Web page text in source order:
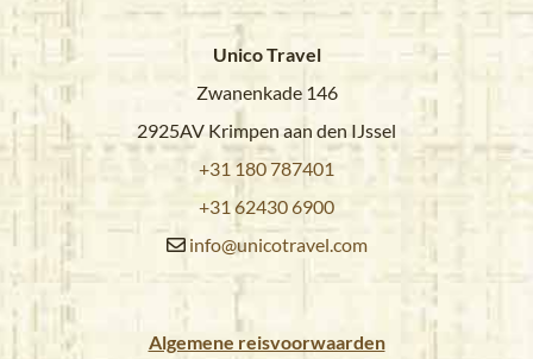
Unico Travel
Zwanenkade 146
2925AV Krimpen aan den IJssel
+31 180 787401
+31 62430 6900
info@unicotravel.com
Algemene reisvoorwaarden